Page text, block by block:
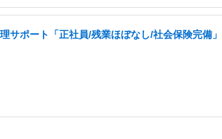
サポート「正社員/残業ほぼなし/社会保険完備